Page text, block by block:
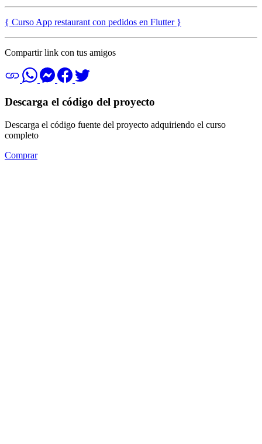
{ Curso App restaurant con pedidos en Flutter }
Compartir link con tus amigos
Descarga el código del proyecto
Descarga el código fuente del proyecto adquiriendo el curso
completo
Comprar